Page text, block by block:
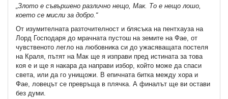
„Злото е съвършено различно нещо, Мак. То е нещо лошо,
което се мисли за добро.“
От изумителната разточителност и блясъка на пентхауза на
Лорд Господаря до мрачната пустош на земите на Фае, от
чувственото легло на любовника си до ужасяващата постеля
на Краля, пътят на Мак ще я изправи пред истината за това
коя е и ще я накара да направи избор, който може да спаси
света, или да го унищожи. В епичната битка между хора и
Фае, ловецът се превръща в плячка. А финалът ще ви остави
без думи.